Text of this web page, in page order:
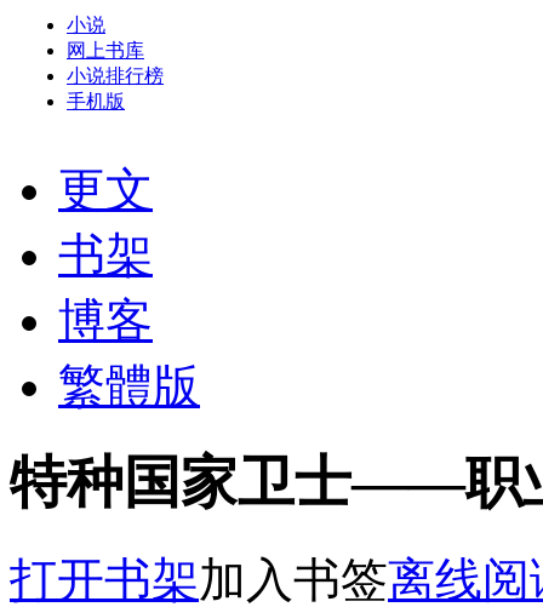
小说
网上书库
小说排行榜
手机版
更文
书架
博客
繁體版
特种国家卫士——职
打开书架加入书签离线阅